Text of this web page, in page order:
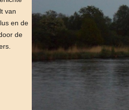
van
en de
de